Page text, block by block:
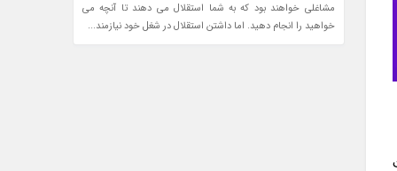
مشاغلی خواهند بود که به شما استقلال می دهند تا آنچه می
خواهید را انجام دهید. اما داشتن استقلال در شغل خود نیازمند...